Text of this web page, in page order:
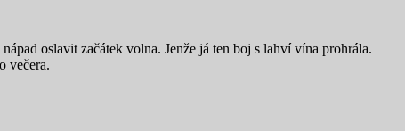
oslavit začátek volna. Jenže já ten boj s lahví vína prohrála.
večera.